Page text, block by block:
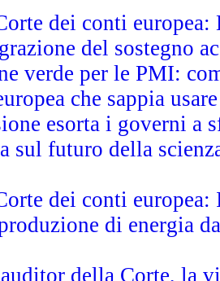
dei conti
del sostegno
verde per le PMI:
che sappia
esorta i governi
sul futuro della
dei conti
di energia
della Corte, la